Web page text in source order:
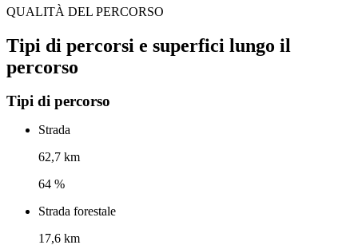
QUALITÀ DEL PERCORSO
Tipi di percorsi e superfici lungo il
percorso
Tipi di percorso
Strada
62,7 km
64 %
Strada forestale
17,6 km